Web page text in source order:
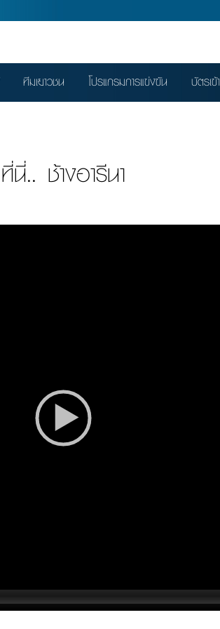
ทีมเยาวชน โปรแกรมการแข่งขัน บัตรเข้
ที่นี่.. ช้างอารีนา